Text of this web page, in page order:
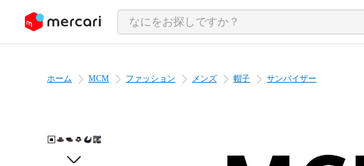
ツにスキップ
ホーム MCM ファッション メンズ 帽子 サンバイザー